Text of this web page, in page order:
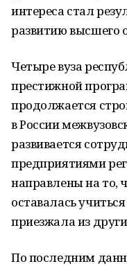
интереса стал
развитию высшего
Четыре вуза
престижной
продолжается
в России
развивается
предприятиями
направлены на то,
оставалась
приезжала из
По последним